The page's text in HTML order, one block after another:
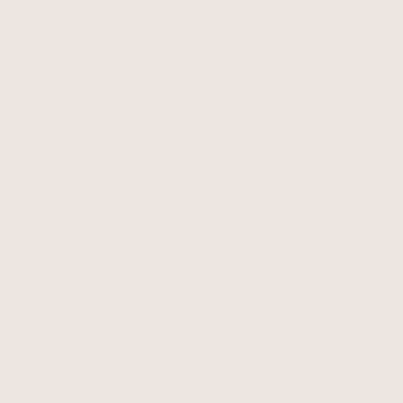
kropp behövde en kopp matcha och Yoga så det var bara
och längtar tills det blir lite varmare för då hade jag tänkt gå
Yogastund, för att komma in i rätt känsla. Jag tror nog att
genom kroppen från solens strålar kommer kännas som
tänt, så nej det är inte tänt under tiden jag sover